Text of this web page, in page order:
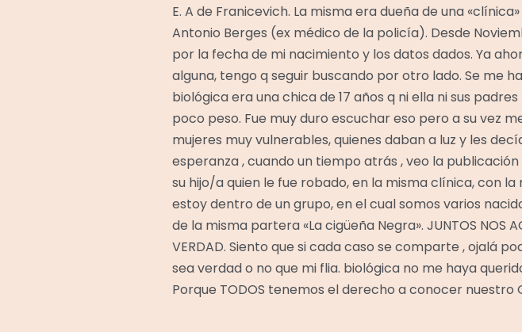
E. A de Franicevich. La misma era dueña de una
Antonio Berges (ex médico de la policía). Desde
por la fecha de mi nacimiento y los datos dados. Ya
alguna, tengo q seguir buscando por otro lado. Se me
biológica era una chica de 17 años q ni ella ni sus
poco peso. Fue muy duro escuchar eso pero a su vez
mujeres muy vulnerables, quienes daban a luz y les
esperanza , cuando un tiempo atrás , veo la
su hijo/a quien le fue robado, en la misma clínica, con
estoy dentro de un grupo, en el cual somos varios
de la misma partera «La cigüeña Negra». JUNTOS NOS
VERDAD. Siento que si cada caso se comparte , ojalá
sea verdad o no que mi flia. biológica no me haya
Porque TODOS tenemos el derecho a conocer nuestro